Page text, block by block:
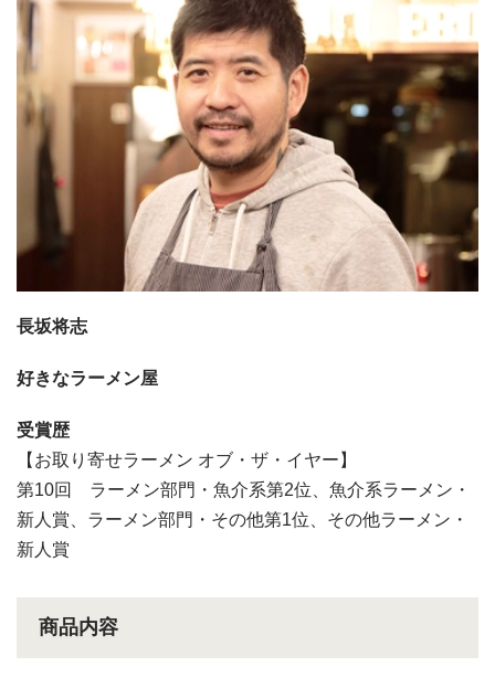
長坂将志
好きなラーメン屋
受賞歴
【お取り寄せラーメン オブ・ザ・イヤー】
第10回 ラーメン部門・魚介系第2位、魚介系ラーメン・
新人賞、ラーメン部門・その他第1位、その他ラーメン・
新人賞
商品内容